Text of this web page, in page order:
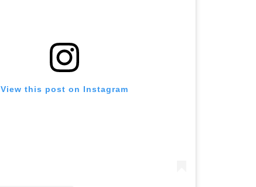
View this post on Instagram